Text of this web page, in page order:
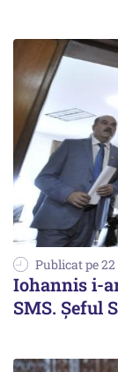
Publicat pe
Iohannis i-
SMS. Șeful